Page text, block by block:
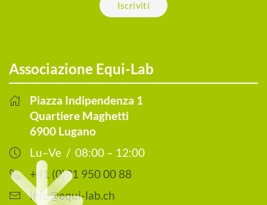
Iscriviti
Associazione Equi-Lab
Piazza Indipendenza 1
Quartiere Maghetti
6900 Lugano
Lu–Ve / 08:00 – 12:00
+41 (0)91 950 00 88
info@equi-lab.ch